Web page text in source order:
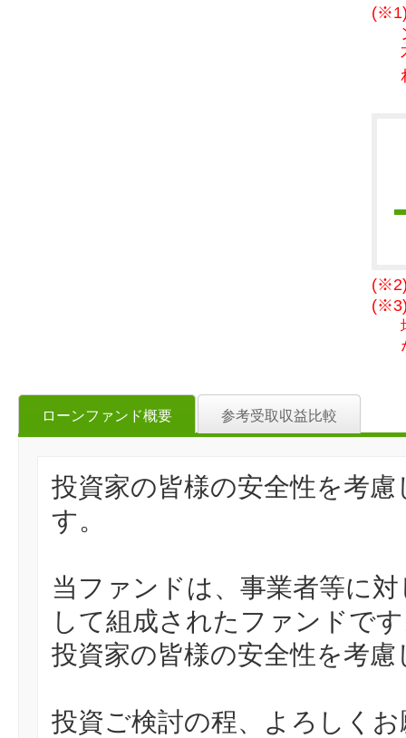
(※1)
(※2)
(※3)
ローンファンド概要 参考受取収益比較
投資家の皆様の安全性を考
す。
当ファンドは、事業者等に
して組成されたファンドで
投資家の皆様の安全性を考
投資ご検討の程、よろしく